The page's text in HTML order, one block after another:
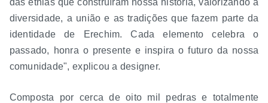
diversidade, a união e as tradições que fazem parte da
identidade de Erechim. Cada elemento celebra o
passado, honra o presente e inspira o futuro da nossa
comunidade", explicou a designer.
Composta por cerca de oito mil pedras e totalmente